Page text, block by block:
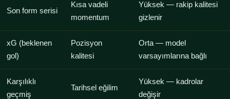
Son form serisi
Kısa vadeli
momentum
Yüksek — rakip kalitesi
gizlenir
xG (beklenen
gol)
Pozisyon
kalitesi
Orta — model
varsayımlarına bağlı
Karşılıklı
geçmiş
Tarihsel eğilim
Yüksek — kadrolar
değişir